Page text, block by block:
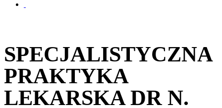
SPECJALISTYCZNA
PRAKTYKA
LEKARSKA DR N.